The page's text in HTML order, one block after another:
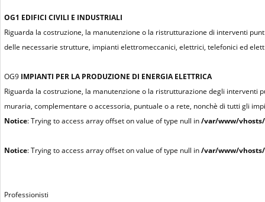
OG1 EDIFICI CIVILI E INDUSTRIALI
Riguarda la costruzione, la manutenzione o la ristrutturazione di interventi
delle necessarie strutture, impianti elettromeccanici, elettrici, telefonici ed
OG9 IMPIANTI PER LA PRODUZIONE DI ENERGIA ELETTRICA
Riguarda la costruzione, la manutenzione o la ristrutturazione degli interventi
muraria, complementare o accessoria, puntuale o a rete, nonchè di tutti gli
Notice: Trying to access array offset on value of type null in/var/www/
Notice: Trying to access array offset on value of type null in/var/www/
Professionisti